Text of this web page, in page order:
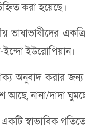
করা হয়েছে।
ইউরোপিয়ান।
অনুবাদ করার
আছে, নানা/দাদা
স্বাভাবিক